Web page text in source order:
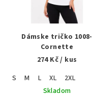
Dámske tričko 1008-
Cornette
274 Kč/ kus
S
M L XL
2XL
Skladom